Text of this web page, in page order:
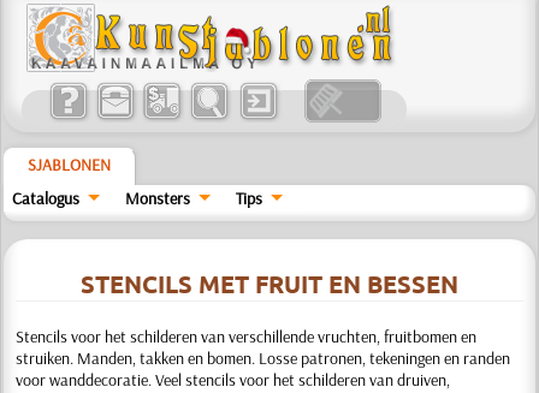
SJABLONEN
Catalogus
Monsters Tips
STENCILS MET FRUIT EN BESSEN
Stencils voor het schilderen van verschillende vruchten, fruitbomen en
struiken. Manden, takken en bomen. Losse patronen, tekeningen en randen
voor wanddecoratie. Veel stencils voor het schilderen van druiven,